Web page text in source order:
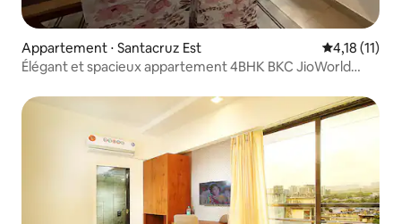
Appartement ⋅ Santacruz Est Évaluation
4,18 (11)
Élégant et spacieux appartement 4BHK BKC JioWorld